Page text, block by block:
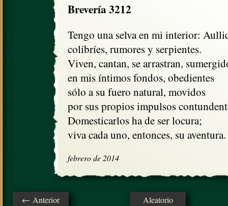
Brevería 3212
Tengo una selva en mi interior:
colibríes, rumores y serpientes.
Viven, cantan, se arrastran,
en mis íntimos fondos, obedientes
sólo a su fuero natural, movidos
por sus propios impulsos
Domesticarlos ha de ser locura;
viva cada uno, entonces, su aventura.
febrero de 2014
← Anterior Aleatorio